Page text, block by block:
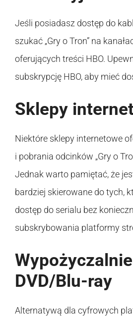
Jeśli posiadasz dostęp do
szukać „Gry o Tron” na
oferujących treści HBO.
subskrypcję HBO, aby mieć
Sklepy
Niektóre sklepy internetowe
i pobrania odcinków „Gry o
Jednak warto pamiętać, że
bardziej skierowane do tych,
dostęp do serialu bez
subskrybowania platformy
Wypożyczalnie
DVD/Blu-ray
Alternatywą dla cyfrowych